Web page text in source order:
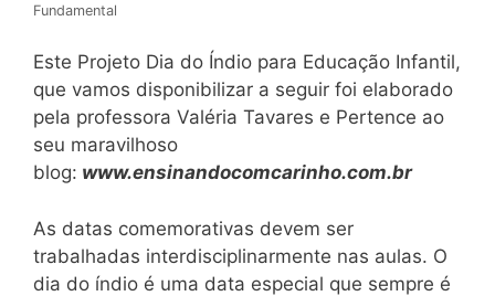
Fundamental
Este Projeto Dia do Índio para Educação Infantil,
que vamos disponibilizar a seguir foi elaborado
pela professora Valéria Tavares e Pertence ao
seu maravilhoso
blog: www.ensinandocomcarinho.com.br
As datas comemorativas devem ser
trabalhadas interdisciplinarmente nas aulas. O
dia do índio é uma data especial que sempre é